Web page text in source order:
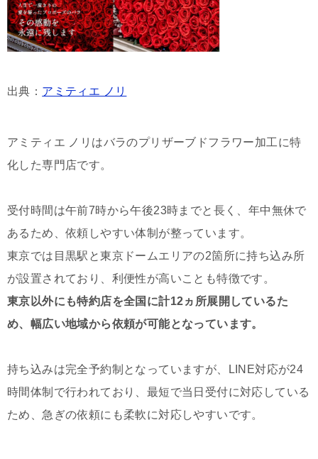
出典： アミティエ ノリ
アミティエ ノリはバラのプリザーブドフラワー加工に特
化した専門店です。
受付時間は午前7時から午後23時までと長く、年中無休で
あるため、依頼しやすい体制が整っています。
東京では目黒駅と東京ドームエリアの2箇所に持ち込み所
が設置されており、利便性が高いことも特徴です。
東京以外にも特約店を全国に計12ヵ所展開しているた
め、幅広い地域から依頼が可能となっています。
持ち込みは完全予約制となっていますが、LINE対応が24
時間体制で行われており、最短で当日受付に対応している
ため、急ぎの依頼にも柔軟に対応しやすいです。